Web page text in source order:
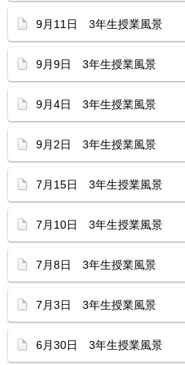
9月11日 3年生授業風景
9月9日 3年生授業風景
9月4日 3年生授業風景
9月2日 3年生授業風景
7月15日 3年生授業風景
7月10日 3年生授業風景
7月8日 3年生授業風景
7月3日 3年生授業風景
6月30日 3年生授業風景